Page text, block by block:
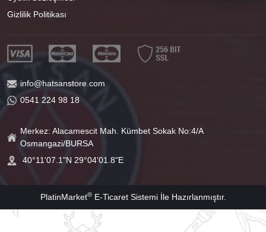
Gizlilik Politikası
info@hatsanstore.com
0541 224 98 18
Merkez: Alacamescit Mah. Kümbet Sokak No:4/A
Osmangazi/BURSA
40°11'07.1"N 29°04'01.8"E
PlatinMarket®E-Ticaret Sistemiİle Hazırlanmıştır.